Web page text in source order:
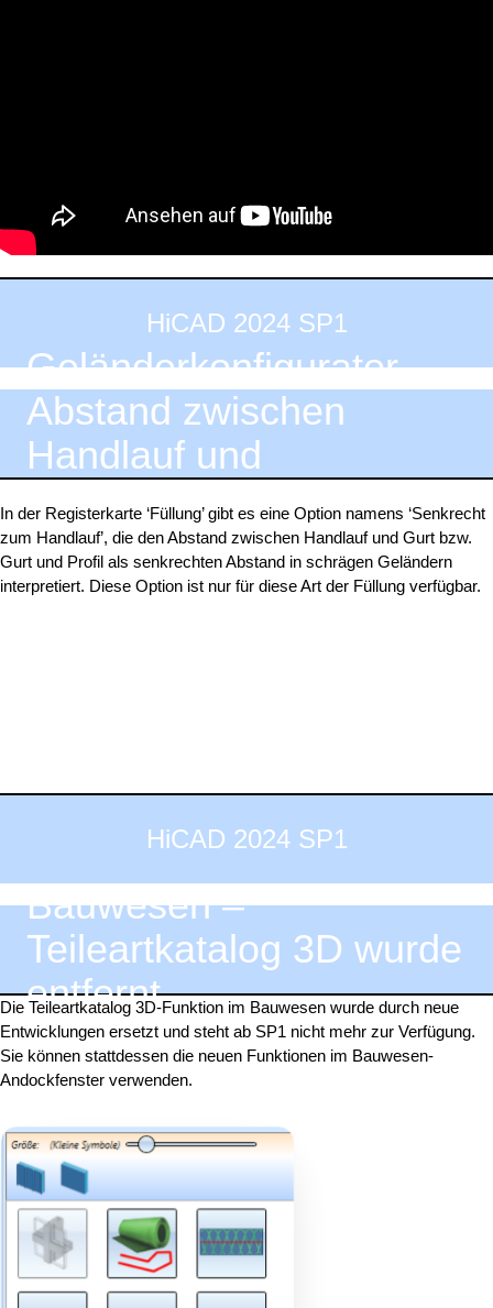
HiCAD 2024 SP1
Geländerkonfigurator –
Abstand zwischen
Handlauf und
Ober-/Untergurt
In der Registerkarte ‘Füllung’ gibt es eine Option namens ‘Senkrecht
zum Handlauf’, die den Abstand zwischen Handlauf und Gurt bzw.
Gurt und Profil als senkrechten Abstand in schrägen Geländern
interpretiert. Diese Option ist nur für diese Art der Füllung verfügbar.
HiCAD 2024 SP1
Bauwesen –
Teileartkatalog 3D wurde
entfernt
Die Teileartkatalog 3D-Funktion im Bauwesen wurde durch neue
Entwicklungen ersetzt und steht ab SP1 nicht mehr zur Verfügung.
Sie können stattdessen die neuen Funktionen im Bauwesen-
Andockfenster verwenden.